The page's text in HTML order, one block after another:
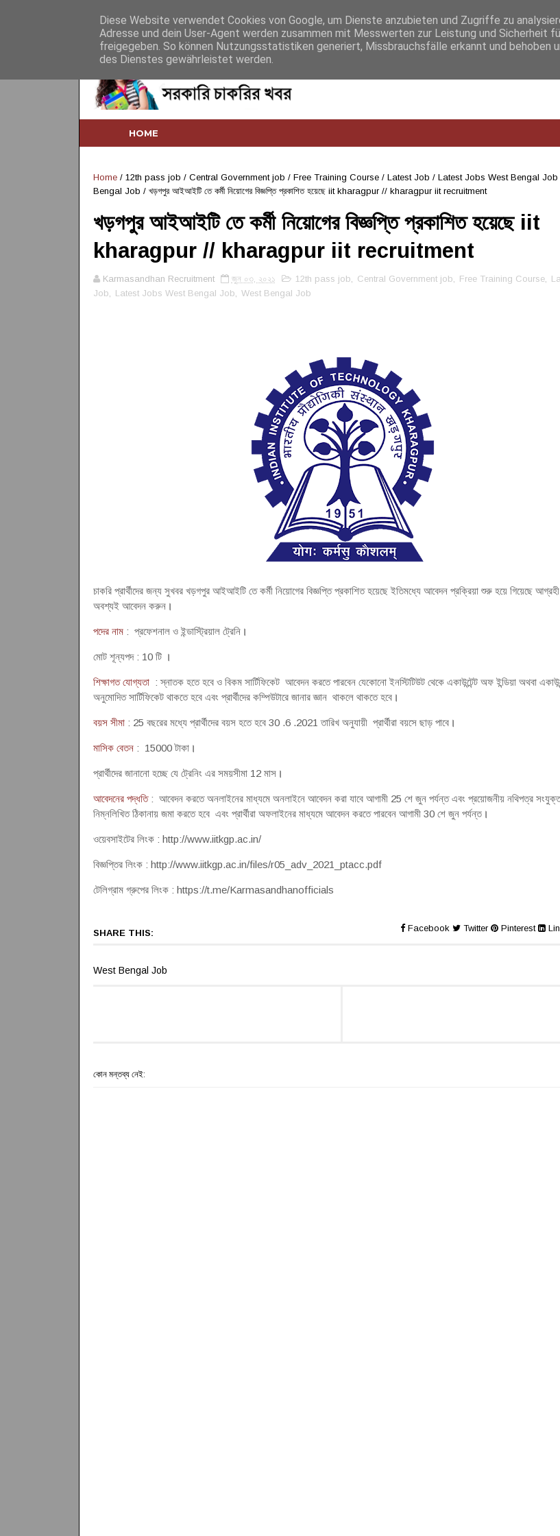
HOME
Home/ 12th pass job / Central Government job / Free Training Course/ Latest Job / Latest Jobs West Bengal Job
Bengal Job / খড়গপুর আইআইটি তে কর্মী নিয়োগের বিজ্ঞপ্তি প্রকাশিত হয়েছে iit kharagpur // kharagpur iit recruitment
খড়গপুর আইআইটি তে কর্মী নিয়োগের বিজ্ঞপ্তি প্রকাশিত হয়েছে iit
kharagpur // kharagpur iit recruitment
Karmasandhan Recruitment জুন ০৩, ২০২১ 12th pass job, Central Government job, Free Training Course,
Job, Latest Jobs West Bengal Job, West Bengal Job
চাকরি প্রার্থীদের জন্য সুখবর খড়গপুর আইআইটি তে কর্মী নিয়োগের বিজ্ঞপ্তি প্রকাশিত হয়েছে ইতিমধ্যে আবেদন প্রক্রিয়া শুরু হয়ে গিয়েছে আগ্রহী
অবশ্যই আবেদন করুন।
পদের নাম: প্রফেশনাল ও ইন্ডাস্ট্রিয়াল ট্রেনি।
মোট শূন্যপদ : 10 টি ।
শিক্ষাগত যোগ্যতা: স্নাতক হতে হবে ও বিকম সার্টিফিকেট আবেদন করতে পারবেন যেকোনো ইনস্টিটিউট থেকে একাউন্টেন্ট অফ ইন্ডিয়া অথবা
অনুমোদিত সার্টিফিকেট থাকতে হবে এবং প্রার্থীদের কম্পিউটারে জানার জ্ঞান থাকলে থাকতে হবে।
বয়স সীমা: 25 বছরের মধ্যে প্রার্থীদের বয়স হতে হবে 30 .6 .2021 তারিখ অনুযায়ী প্রার্থীরা বয়সে ছাড় পাবে।
মাসিক বেতন: 15000 টাকা।
প্রার্থীদের জানানো হচ্ছে যে ট্রেনিং এর সময়সীমা 12 মাস।
আবেদনের পদ্ধতি: আবেদন করতে অনলাইনের মাধ্যমে অনলাইনে আবেদন করা যাবে আগামী 25 শে জুন পর্যন্ত এবং প্রয়োজনীয় নথিপত্র
নিম্নলিখিত ঠিকানায় জমা করতে হবে এবং প্রার্থীরা অফলাইনের মাধ্যমে আবেদন করতে পারবেন আগামী 30 শে জুন পর্যন্ত।
ওয়েবসাইটের লিংক : http://www.iitkgp.ac.in/
বিজ্ঞপ্তির লিংক : http://www.iitkgp.ac.in/files/r05_adv_2021_ptacc.pdf
টেলিগ্রাম গ্রুপের লিংক : https://t.me/Karmasandhanofficials
SHARE THIS: Facebook Twitter Pinterest
West Bengal Job
কোন মন্তব্য নেই:
Diese Website verwendet Cookies von Google, um Dienste anzubieten und Zugriffe zu
Adresse und dein User-Agent werden zusammen mit Messwerten zur Leistung und Sicherheit
freigegeben. So können Nutzungsstatistiken generiert, Missbrauchsfälle erkannt und behoben
des Dienstes gewährleistet werden.